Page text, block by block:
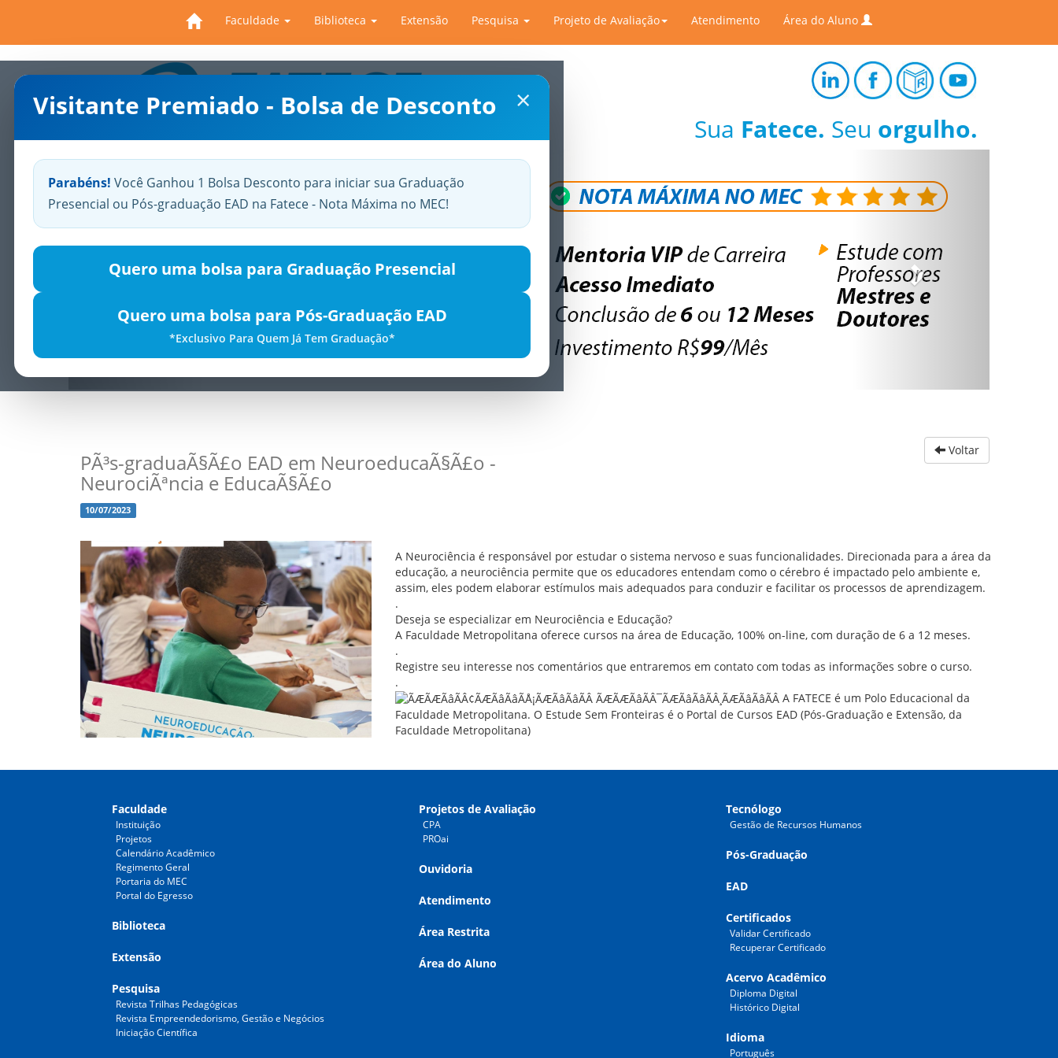
Faculdade Biblioteca Extensão Pesquisa Projeto de Avaliação Atendimento Área do Aluno
×
Visitante Premiado - Bolsa de Desconto
Parabéns! Você Ganhou 1 Bolsa Desconto para iniciar sua Graduação
Presencial ou Pós-graduação EAD na Fatece - Nota Máxima no MEC!
Quero uma bolsa para Graduação Presencial
Quero uma bolsa para Pós-Graduação EAD
*Exclusivo Para Quem Já Tem Graduação*
Sua Fatece. Seu orgulho.
Previous
PÃ³s-graduaÃ§Ã£o EAD em NeuroeducaÃ§Ã£o -
NeurociÃªncia e EducaÃ§Ã£o
10/07/2023
Voltar
A Neurociência é responsável por estudar o sistema nervoso e suas funcionalidades. Direcionada para a área da
educação, a neurociência permite que os educadores entendam como o cérebro é impactado pelo ambiente e,
assim, eles podem elaborar estímulos mais adequados para conduzir e facilitar os processos de aprendizagem.
.
Deseja se especializar em Neurociência e Educação?
A Faculdade Metropolitana oferece cursos na área de Educação, 100% on-line, com duração de 6 a 12 meses.
.
Registre seu interesse nos comentários que entraremos em contato com todas as informações sobre o curso.
.
A FATECE é um Polo Educacional da
Faculdade Metropolitana. O Estude Sem Fronteiras é o Portal de Cursos EAD (Pós-Graduação e Extensão, da
Faculdade Metropolitana)
Faculdade
Instituição
Projetos
Calendário Acadêmico
Regimento Geral
Portaria do MEC
Portal do Egresso
Biblioteca
Extensão
Pesquisa
Revista Trilhas Pedagógicas
Revista Empreendedorismo, Gestão e Negócios
Iniciação Científica
Projetos de Avaliação
CPA
PROai
Ouvidoria
Atendimento
Área Restrita
Área do Aluno
Tecnólogo
Gestão de Recursos Humanos
Pós-Graduação
EAD
Certificados
Validar Certificado
Recuperar Certificado
Acervo Acadêmico
Diploma Digital
Histórico Digital
Idioma
Português